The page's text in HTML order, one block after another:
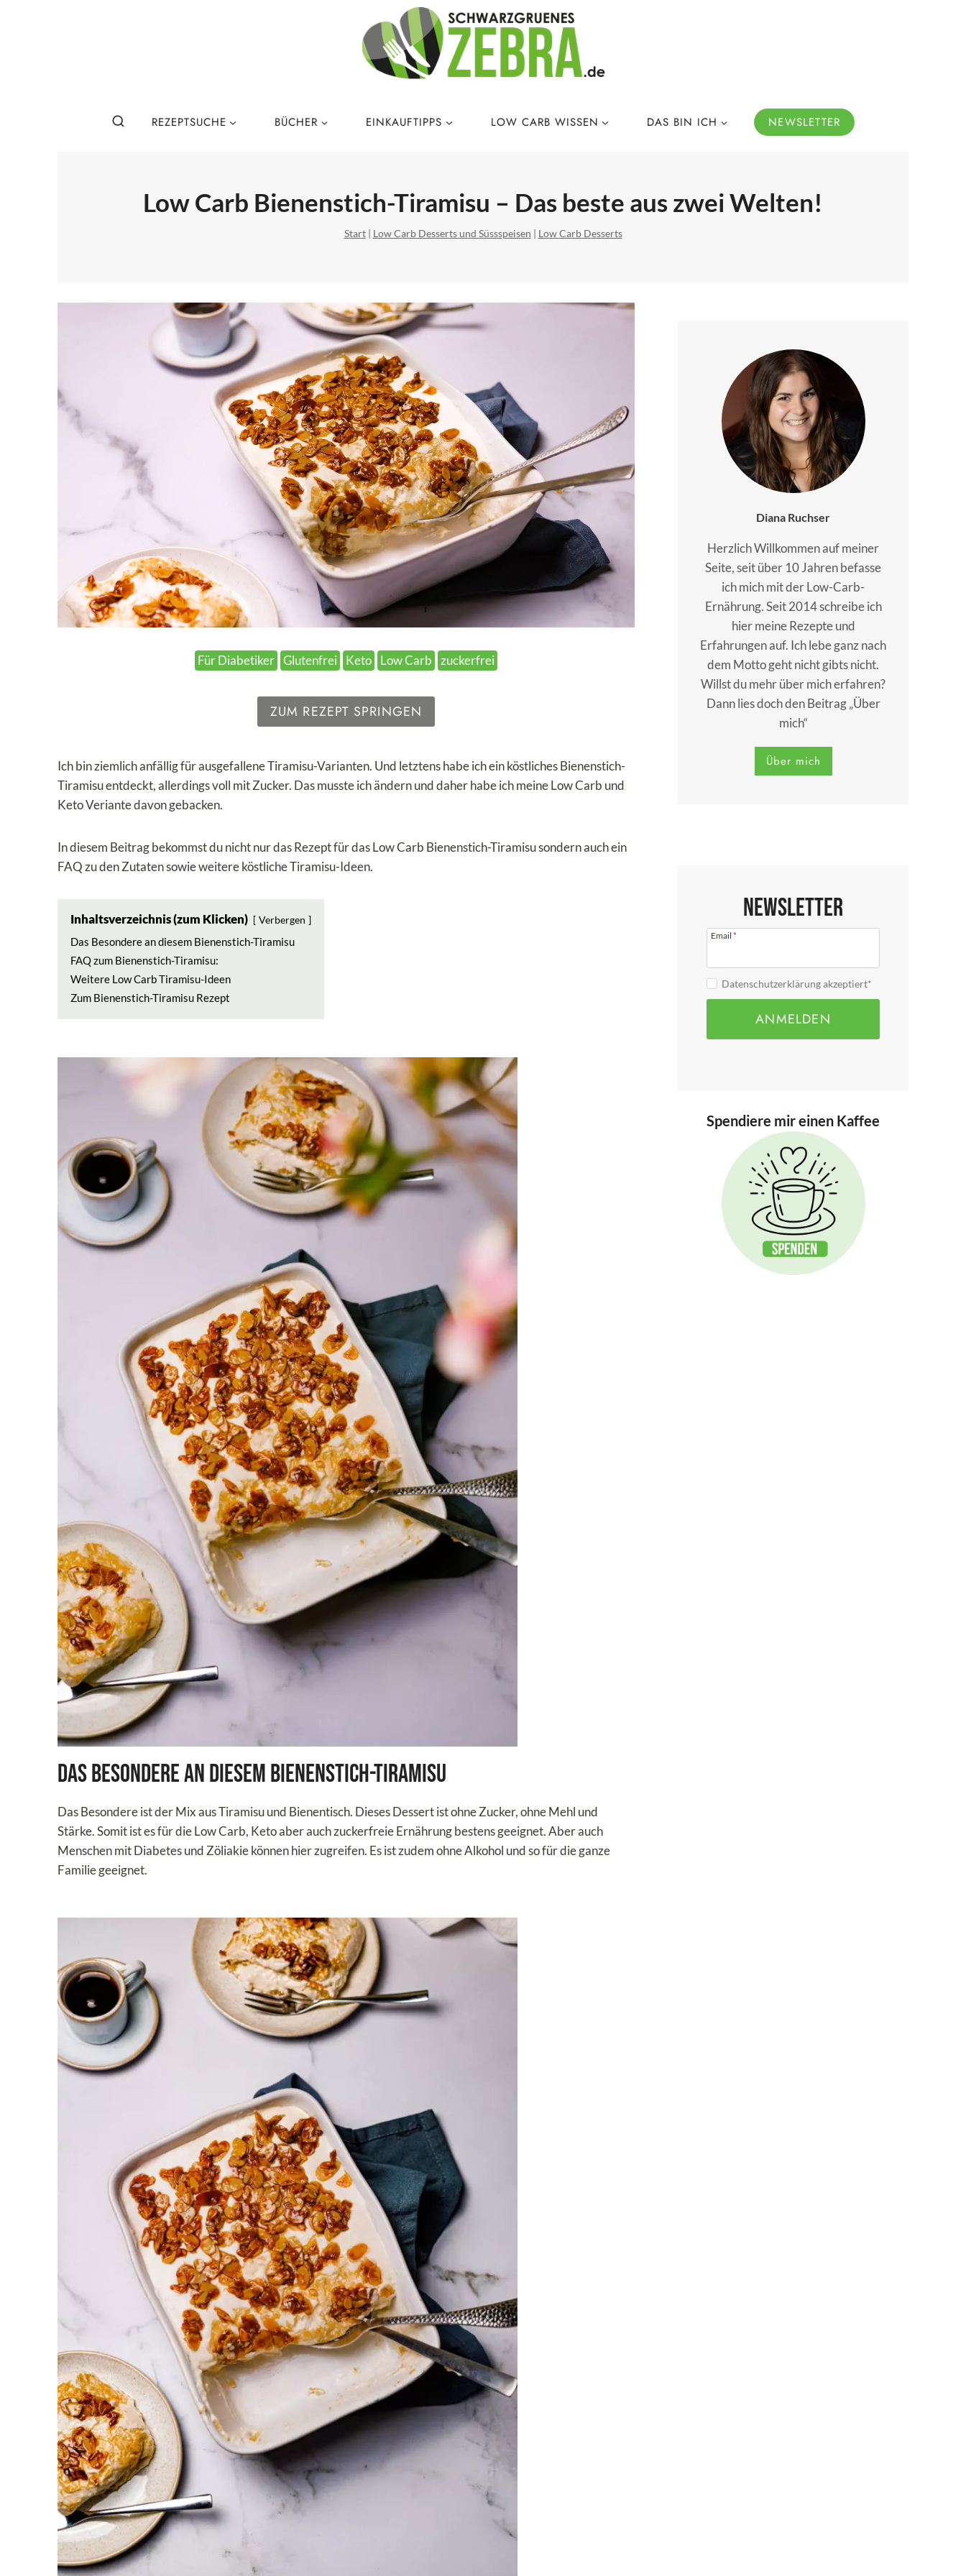
REZEPTSUCHE BÜCHER EINKAUFTIPPS LOW CARB WISSEN DAS BIN ICH NEWSLETTER
Low Carb Bienenstich-Tiramisu – Das beste aus zwei Welten!
Start| Low Carb Desserts und Süssspeisen | Low Carb Desserts
Für Diabetiker Glutenfrei Keto Low Carb zuckerfrei
ZUM REZEPT SPRINGEN
Ich bin ziemlich anfällig für ausgefallene Tiramisu-Varianten. Und letztens habe ich ein köstliches Bienenstich-
Tiramisu entdeckt, allerdings voll mit Zucker. Das musste ich ändern und daher habe ich meine Low Carb und
Keto Veriante davon gebacken.
In diesem Beitrag bekommst du nicht nur das Rezept für das Low Carb Bienenstich-Tiramisu sondern auch ein
FAQ zu den Zutaten sowie weitere köstliche Tiramisu-Ideen.
Inhaltsverzeichnis (zum Klicken) Verbergen
Das Besondere an diesem Bienenstich-Tiramisu
FAQ zum Bienenstich-Tiramisu:
Weitere Low Carb Tiramisu-Ideen
Zum Bienenstich-Tiramisu Rezept
Das Besondere an diesem Bienenstich-Tiramisu
Das Besondere ist der Mix aus Tiramisu und Bienentisch. Dieses Dessert ist ohne Zucker, ohne Mehl und
Stärke. Somit ist es für die Low Carb, Keto aber auch zuckerfreie Ernährung bestens geeignet. Aber auch
Menschen mit Diabetes und Zöliakie können hier zugreifen. Es ist zudem ohne Alkohol und so für die ganze
Familie geeignet.
Diana Ruchser
Herzlich Willkommen auf meiner
Seite, seit über 10 Jahren befasse
ich mich mit der Low-Carb-
Ernährung. Seit 2014 schreibe ich
hier meine Rezepte und
Erfahrungen auf. Ich lebe ganz nach
dem Motto geht nicht gibts nicht.
Willst du mehr über mich erfahren?
Dann lies doch den Beitrag „Über
mich“
Über mich
Newsletter
Email *
Datenschutzerklärung akzeptiert*
ANMELDEN
Spendiere mir einen Kaffee